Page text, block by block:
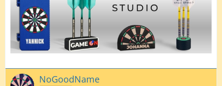
NoGoodName